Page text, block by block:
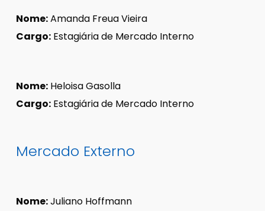
Nome:Amanda Freua Vieira
Cargo: Estagiária de Mercado Interno
Nome: Heloisa Gasolla
Cargo: Estagiária de Mercado Interno
Mercado Externo
Nome:Juliano Hoffmann